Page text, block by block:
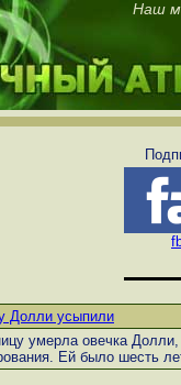
Наш
Долли усыпили
умерла овечка
Ей было шесть